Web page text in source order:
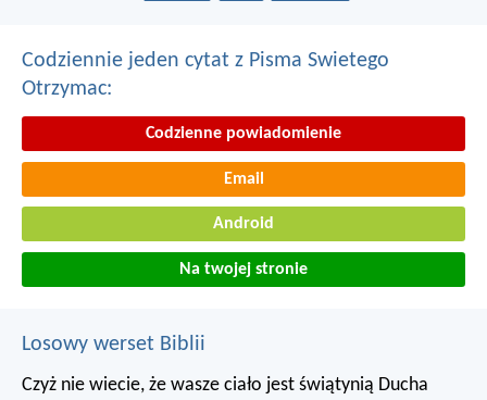
Codziennie jeden cytat z Pisma Swietego
Otrzymac:
Codzienne powiadomienie
Email
Android
Na twojej stronie
Losowy werset Biblii
Czyż nie wiecie, że wasze ciało jest świątynią Ducha